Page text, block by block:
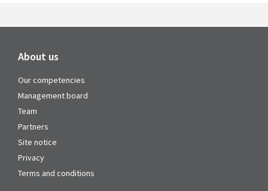
About us
Our competencies
Management board
Team
Partners
Site notice
Privacy
Terms and conditions